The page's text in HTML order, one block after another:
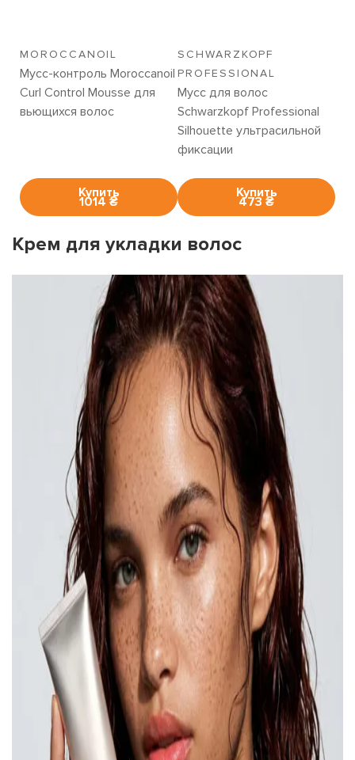
MOROCCANOIL
Мусс-контроль Moroccanoil
Curl Control Mousse для
вьющихся волос
Купить
1014 ₴
SCHWARZKOPF
PROFESSIONAL
Мусс для волос
Schwarzkopf Professional
Silhouette ультрасильной
фиксации
Купить
473 ₴
Крем для укладки волос